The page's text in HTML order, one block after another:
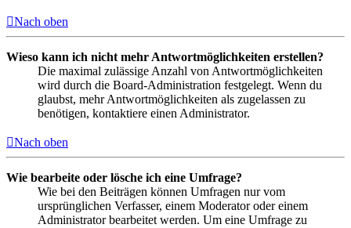
Nach oben
Wieso kann ich nicht mehr Antwortmöglichkeiten erstellen?
Die maximal zulässige Anzahl von Antwortmöglichkeiten
wird durch die Board-Administration festgelegt. Wenn du
glaubst, mehr Antwortmöglichkeiten als zugelassen zu
benötigen, kontaktiere einen Administrator.
Nach oben
Wie bearbeite oder lösche ich eine Umfrage?
Wie bei den Beiträgen können Umfragen nur vom
ursprünglichen Verfasser, einem Moderator oder einem
Administrator bearbeitet werden. Um eine Umfrage zu